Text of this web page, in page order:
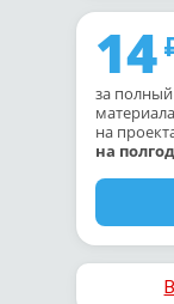
14
за
на
на